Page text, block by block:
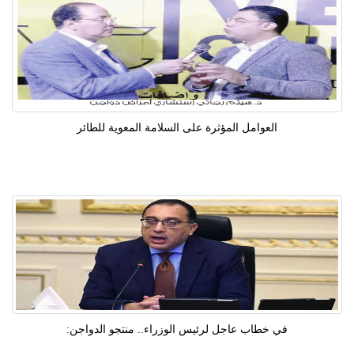
العوامل المؤثرة على السلامة المعوية للطائر
في خطاب عاجل لرئيس الوزراء.. منتجو الدواجن: